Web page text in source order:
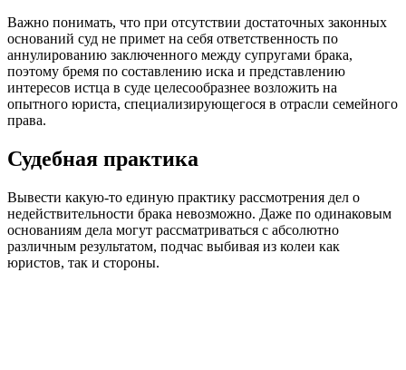
Важно понимать, что при отсутствии достаточных законных
оснований суд не примет на себя ответственность по
аннулированию заключенного между супругами брака,
поэтому бремя по составлению иска и представлению
интересов истца в суде целесообразнее возложить на
опытного юриста, специализирующегося в отрасли семейного
права.
Судебная практика
Вывести какую-то единую практику рассмотрения дел о
недействительности брака невозможно. Даже по одинаковым
основаниям дела могут рассматриваться с абсолютно
различным результатом, подчас выбивая из колеи как
юристов, так и стороны.